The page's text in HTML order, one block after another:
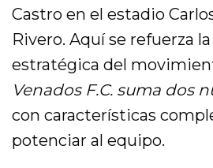
Castro en el estadio
Rivero. Aquí se refuerza
estratégica del
Venados F.C. suma dos
con características
potenciar al equipo.